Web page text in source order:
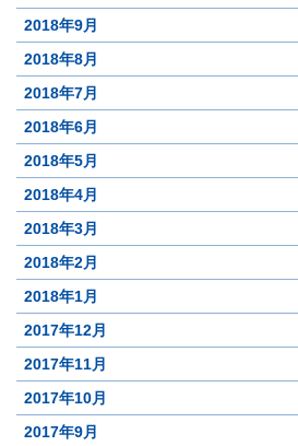
2018年9月
2018年8月
2018年7月
2018年6月
2018年5月
2018年4月
2018年3月
2018年2月
2018年1月
2017年12月
2017年11月
2017年10月
2017年9月